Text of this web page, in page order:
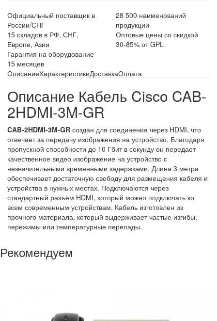
Официальный поставщик в
России/СНГ
28 500 наименований
продукции
15 складов в РФ, СНГ,
Европе, Азии
Оптовые цены со скидкой
30-85% от GPL
Гарантия на оборудование
15 месяцев
ОписаниеХарактеристикиДоставкаОплата
Описание Кабель Cisco CAB-
2HDMI-3M-GR
CAB-2HDMI-3M-GR создан для соединения через HDMI, что
отвечает за передачу изображения на устройство. Благодаря
пропускной способности до 10 Гбит в секунду он передает
качественное видео изображение на устройство с
незначительными временными задержками. Длина 3 метра
обеспечивает достаточную свободу для размещения кабеля и
устройства в нужных местах. Подключаются через
стандартный разъём HDMI, который можно подключать ко
всем современным устройствам. Кабель изготовлен из
прочного материала, который выдерживает частые изгибы,
пережимы или температурные перепады.
Рекомендуем